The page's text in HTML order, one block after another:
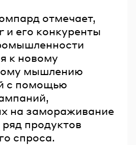
отмечает,
его конкуренты
к новому
мышлению
с помощью
на замораживание
продуктов
спроса.